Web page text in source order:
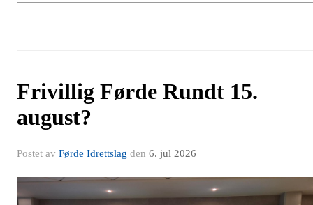
Frivillig Førde Rundt 15.
august?
Postet av Førde Idrettslag den 6. jul 2026